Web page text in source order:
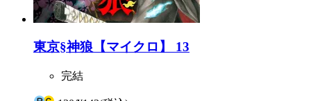
東京§神狼【マイクロ】 13
完結